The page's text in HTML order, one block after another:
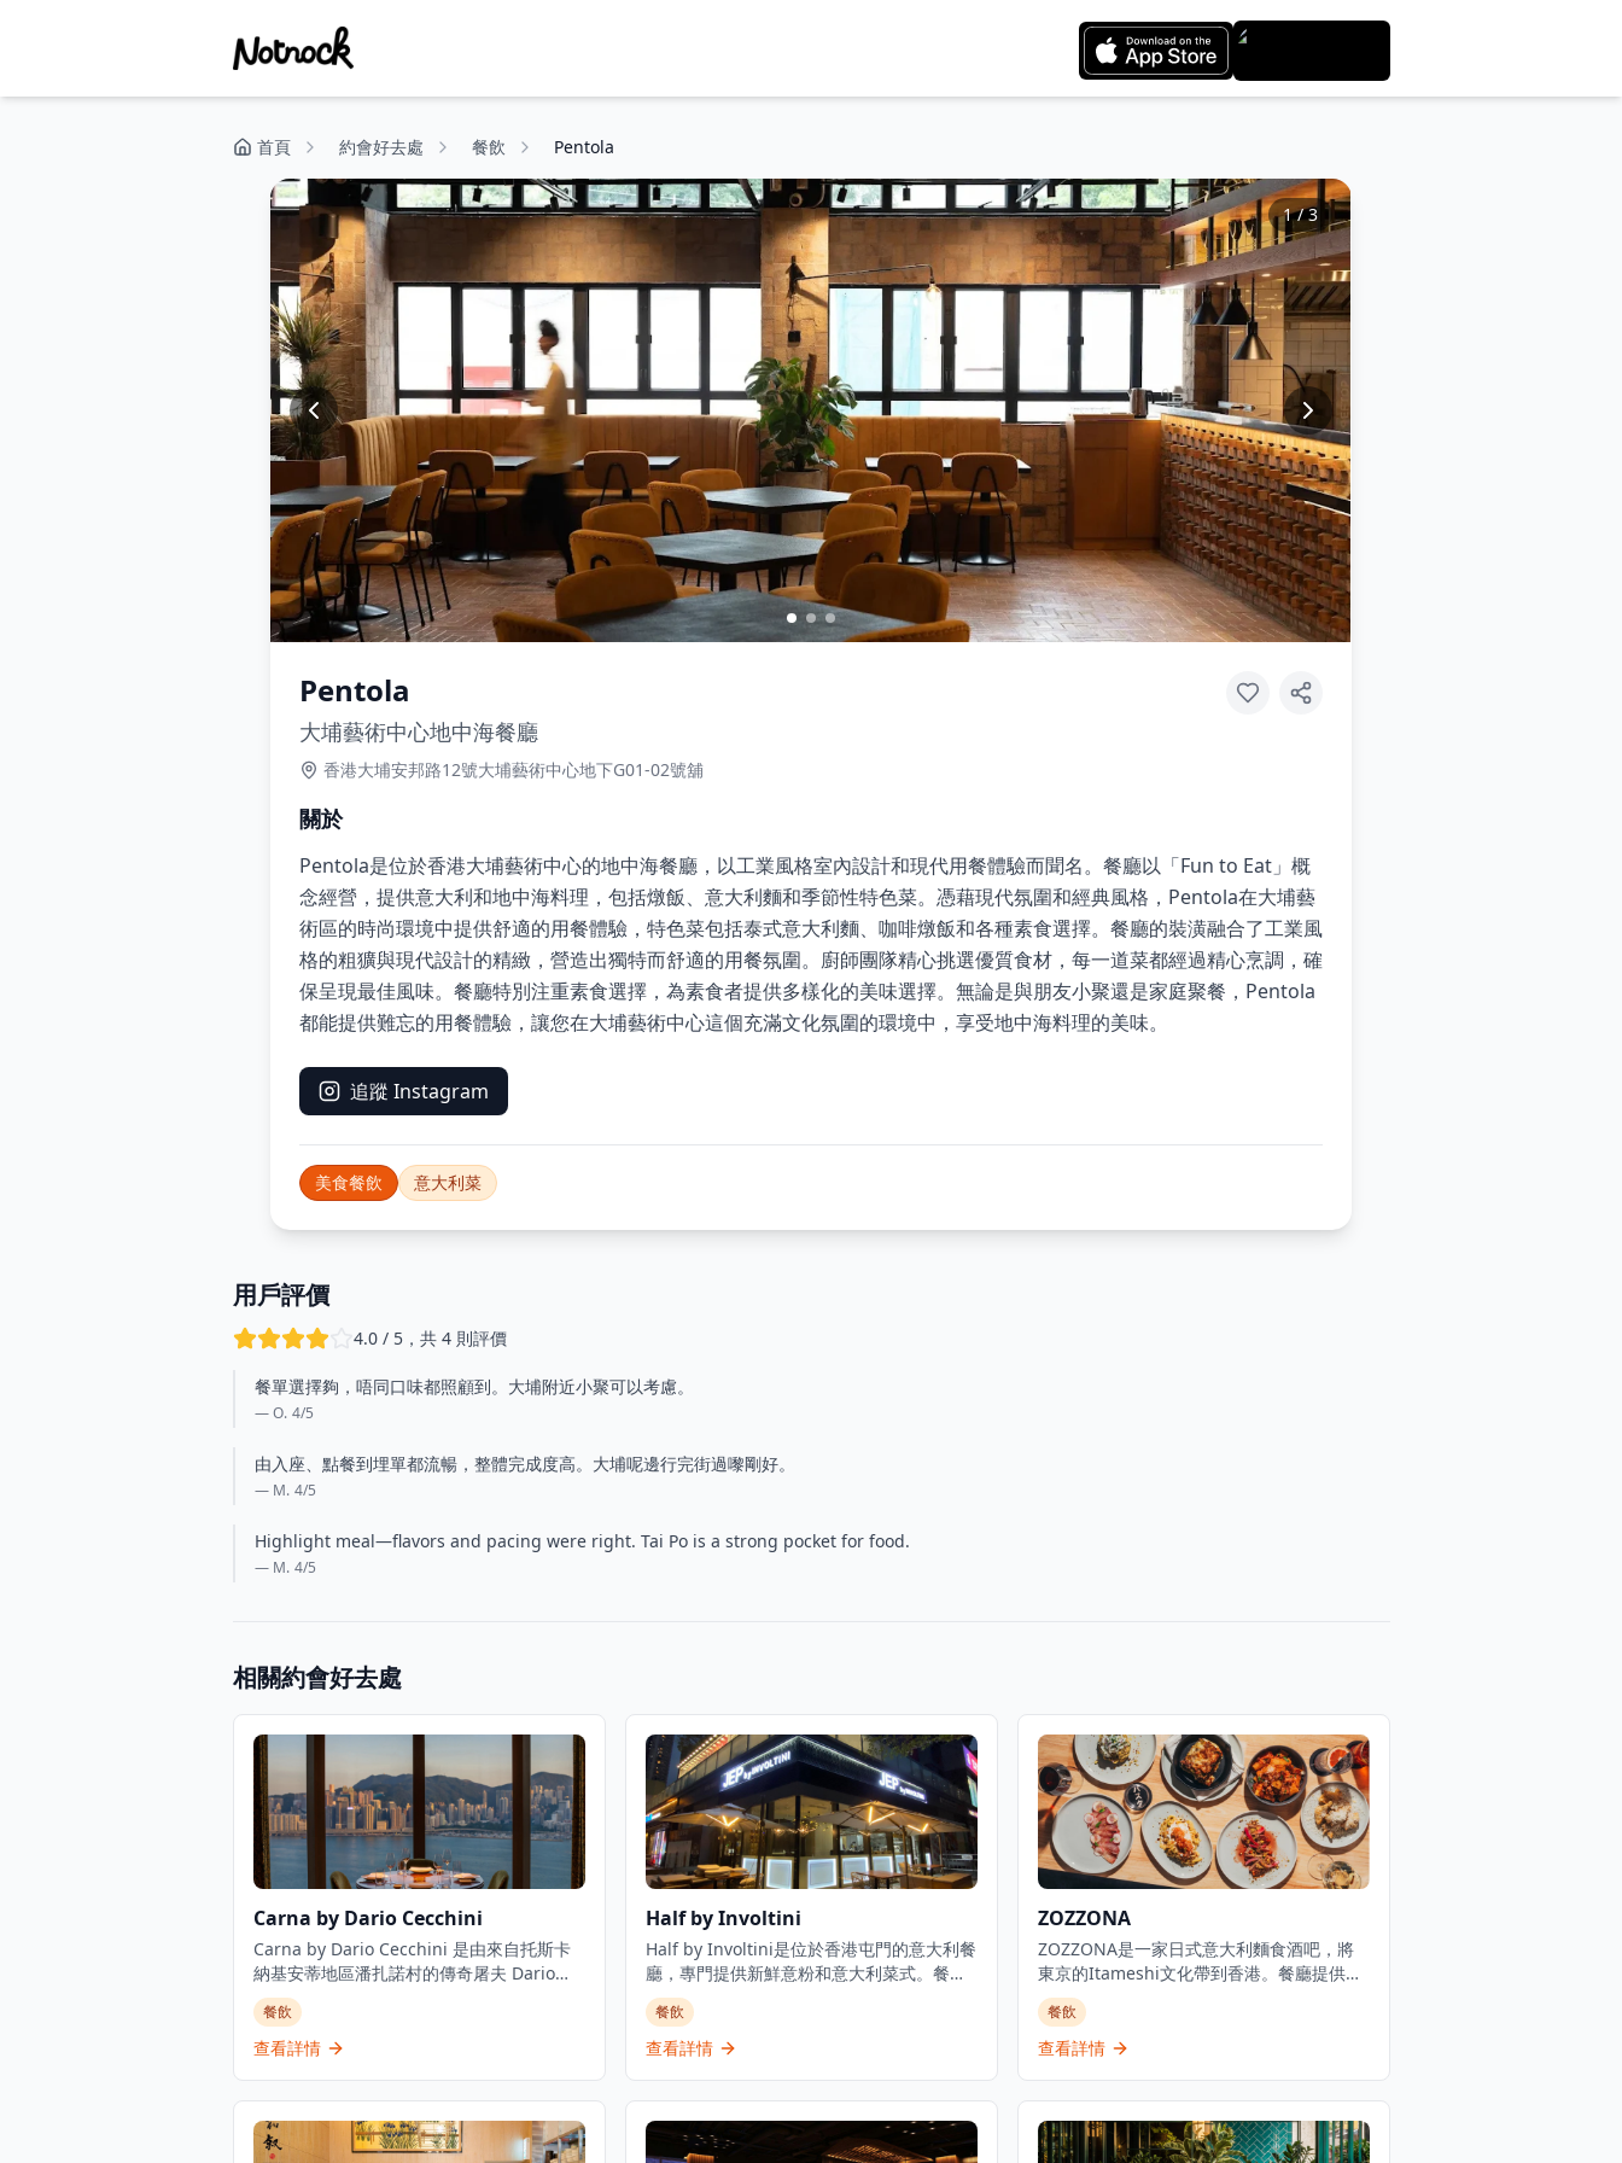
首頁 約會好去處 餐飲 Pentola
1/3
Pentola
大埔藝術中心地中海餐廳
香港大埔安邦路12號大埔藝術中心地下G01-02號舖
關於
Pentola是位於香港大埔藝術中心的地中海餐廳，以工業風格室內設計和現代用餐體驗而聞名。餐廳以「Fun to Eat」概
念經營，提供意大利和地中海料理，包括燉飯、意大利麵和季節性特色菜。憑藉現代氛圍和經典風格，Pentola在大埔藝
術區的時尚環境中提供舒適的用餐體驗，特色菜包括泰式意大利麵、咖啡燉飯和各種素食選擇。餐廳的裝潢融合了工業風
格的粗獷與現代設計的精緻，營造出獨特而舒適的用餐氛圍。廚師團隊精心挑選優質食材，每一道菜都經過精心烹調，確
保呈現最佳風味。餐廳特別注重素食選擇，為素食者提供多樣化的美味選擇。無論是與朋友小聚還是家庭聚餐，Pentola
都能提供難忘的用餐體驗，讓您在大埔藝術中心這個充滿文化氛圍的環境中，享受地中海料理的美味。
追蹤 Instagram
美食餐飲 意大利菜
用戶評價
4.0 / 5，共 4 則評價
餐單選擇夠，唔同口味都照顧到。大埔附近小聚可以考慮。
— O. 4/5
由入座、點餐到埋單都流暢，整體完成度高。大埔呢邊行完街過嚟剛好。
— M. 4/5
Highlight meal—flavors and pacing were right. Tai Po is a strong pocket for food.
— M. 4/5
相關約會好去處
Carna by Dario Cecchini
Carna by Dario Cecchini 是由來自托斯卡
納基安蒂地區潘扎諾村的傳奇屠夫 Dario
Cecchini 創立的現代意大利牛扒屋。這家充
滿活力的意大利牛扒屋概念餐廳倡導從頭到
尾的理念,專注於來自意大利、澳洲和美國的
夜12時,週末中午12時至下午3時及下午6時
至午夜12時。這家屢獲殊榮的餐廳體現了這
餐飲
查看詳情
Half by Involtini
Half by Involtini是位於香港屯門的意大利餐
廳，專門提供新鮮意粉和意大利菜式。餐廳
設有用餐時間限制，午餐90分鐘，晚餐120
分鐘，並接受60天內的預訂。Half by
Involtini是從之前的JEP by Involtini重新品
區提供正宗的意大利用餐體驗。
餐飲
查看詳情
ZOZZONA
ZOZZONA是一家日式意大利麵食酒吧，將
東京的Itameshi文化帶到香港。餐廳提供新
鮮手工製作的意大利麵和分享小食，融合日
式風味與意式技巧，在尖沙咀提供休閒居酒
屋風格的用餐體驗。Itameshi是日本獨特的
ZOZZONA的廚師團隊精通日式與意式烹飪
技藝，每日新鮮製作各種意大利麵，包括經
餐飲
查看詳情